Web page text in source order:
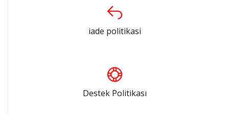
iade politikasi
Destek Politikası